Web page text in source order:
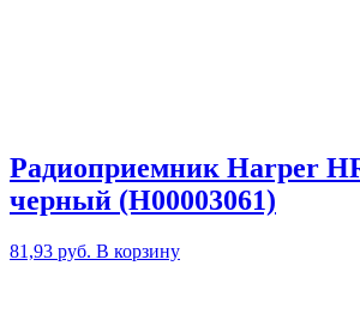
Радиоприемник Harper
черный (H00003061)
81,93 руб. В корзину